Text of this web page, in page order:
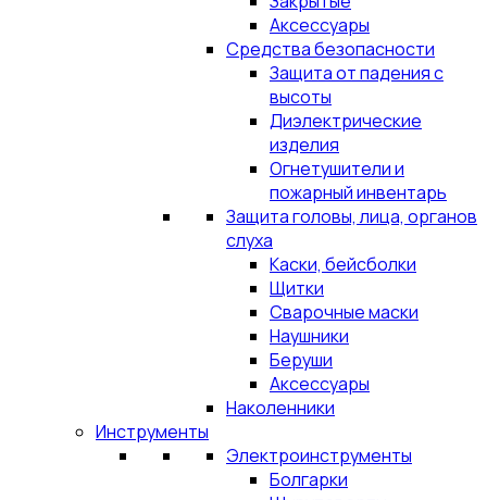
Аксессуары
Средства безопасности
Защита от падения с
высоты
Диэлектрические
изделия
Огнетушители и
пожарный инвентарь
Защита головы, лица, органов
слуха
Каски, бейсболки
Щитки
Сварочные маски
Наушники
Беруши
Аксессуары
Наколенники
Инструменты
Электроинструменты
Болгарки